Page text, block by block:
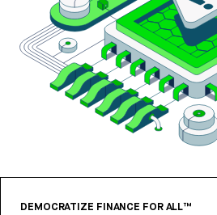
DEMOCRATIZE FINANCE FOR ALL™